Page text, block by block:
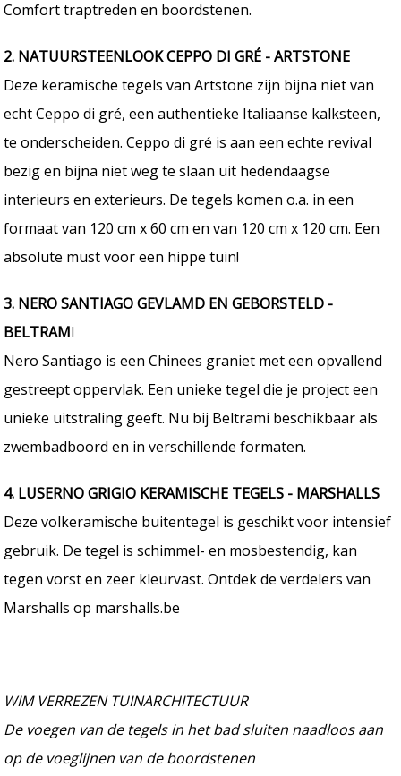
Comfort traptreden en boordstenen.
2. NATUURSTEENLOOK CEPPO DI GRÉ - ARTSTONE
Deze keramische tegels van Artstone zijn bijna niet van
echt Ceppo di gré, een authentieke Italiaanse kalksteen,
te onderscheiden. Ceppo di gré is aan een echte revival
bezig en bijna niet weg te slaan uit hedendaagse
interieurs en exterieurs. De tegels komen o.a. in een
formaat van 120 cm x 60 cm en van 120 cm x 120 cm. Een
absolute must voor een hippe tuin!
3. NERO SANTIAGO GEVLAMD EN GEBORSTELD -
BELTRAMI
Nero Santiago is een Chinees graniet met een opvallend
gestreept oppervlak. Een unieke tegel die je project een
unieke uitstraling geeft. Nu bij Beltrami beschikbaar als
zwembadboord en in verschillende formaten.
4. LUSERNO GRIGIO KERAMISCHE TEGELS - MARSHALLS
Deze volkeramische buitentegel is geschikt voor intensief
gebruik. De tegel is schimmel- en mosbestendig, kan
tegen vorst en zeer kleurvast. Ontdek de verdelers van
Marshalls op marshalls.be
WIM VERREZEN TUINARCHITECTUUR
De voegen van de tegels in het bad sluiten naadloos aan
op de voeglijnen van de boordstenen